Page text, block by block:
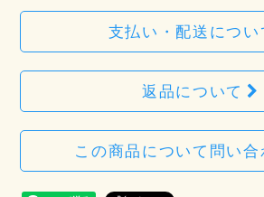
支払い・配送につい
返品について
この商品について問い合